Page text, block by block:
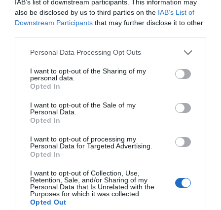
IAB’s list of downstream participants. This information may
also be disclosed by us to third parties on the IAB’s List of
Downstream Participants that may further disclose it to other
Personal Data Processing Opt Outs
I want to opt-out of the Sharing of my
personal data.
Opted In
I want to opt-out of the Sale of my
Personal Data.
Opted In
I want to opt-out of processing my
Personal Data for Targeted Advertising.
Opted In
I want to opt-out of Collection, Use,
Retention, Sale, and/or Sharing of my
Personal Data that Is Unrelated with the
Purposes for which it was collected.
Opted Out
Commentaire*
*
E-mail*